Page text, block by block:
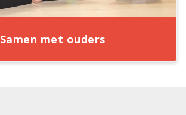
Samen met ouders